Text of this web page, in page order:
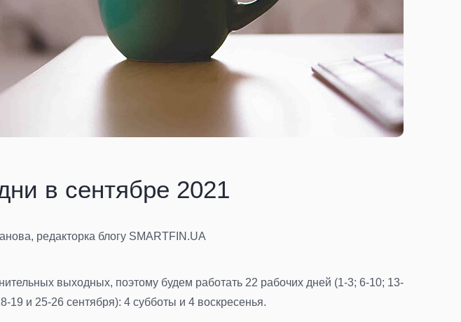
в сентябре 2021
редакторка блогу SMARTFIN.UA
выходных, поэтому будем работать 22 рабочих дней (1-3; 6-10; 13-
19 и 25-26 сентября): 4 субботы и 4 воскресенья.